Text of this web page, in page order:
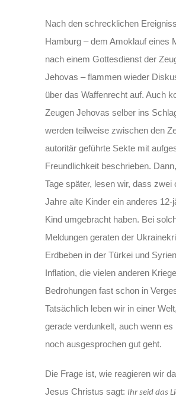
Nach den schrecklichen
Hamburg – dem Amoklauf eines
nach einem Gottesdienst der
Jehovas – flammen wieder
über das Waffenrecht auf. Auch
Zeugen Jehovas selber ins
werden teilweise zwischen den
autoritär geführte Sekte mit
Freundlichkeit beschrieben.
Tage später, lesen wir, dass zwei
Jahre alte Kinder ein anderes 12-
Kind umgebracht haben. Bei
Meldungen geraten der
Erdbeben in der Türkei und
Inflation, die vielen anderen
Bedrohungen fast schon in
Tatsächlich leben wir in einer
gerade verdunkelt, auch wenn es
noch ausgesprochen gut geht.
Die Frage ist, wie reagieren wir
Jesus Christus sagt: Ihr seid das